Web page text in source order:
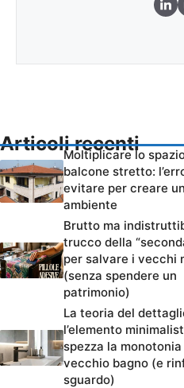
Articoli recenti
Moltiplicare lo
balcone stretto:
evitare per creare
ambiente
Brutto ma
trucco della
per salvare i vecchi
(senza spendere un
patrimonio)
La teoria del
l’elemento
spezza la monotonia
vecchio bagno (e
sguardo)